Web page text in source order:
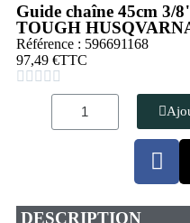
Guide chaîne 45cm 3/
TOUGH
Référence : 596691168
97,49 €TTC
    
DESCRIPTION